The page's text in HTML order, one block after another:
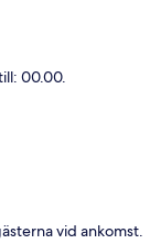
00.00.
vid ankomst.